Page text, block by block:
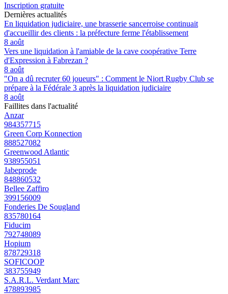
Inscription gratuite
Dernières actualités
En liquidation judiciaire, une brasserie sancerroise continuait
d'accueillir des clients : la préfecture ferme l'établissement
8 août
Vers une liquidation à l'amiable de la cave coopérative Terre
d'Expression à Fabrezan ?
8 août
"On a dû recruter 60 joueurs" : Comment le Niort Rugby Club se
prépare à la Fédérale 3 après la liquidation judiciaire
8 août
Faillites dans l'actualité
Anzar
984357715
Green Corp Konnection
888527082
Greenwood Atlantic
938955051
Jabeprode
848860532
Bellee Zaffiro
399156009
Fonderies De Sougland
835780164
Fiducim
792748089
Hopium
878729318
SOFICOOP
383755949
S.A.R.L. Verdant Marc
478893985